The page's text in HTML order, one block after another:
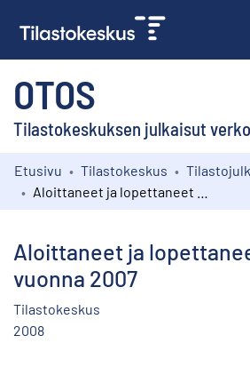
OTOS
Tilastokeskuksen julkaisut
Kokoelmat
Etusivu Tilastokeskus
Aloittaneet ja
vuonna 2007
Tilastokeskus
2008